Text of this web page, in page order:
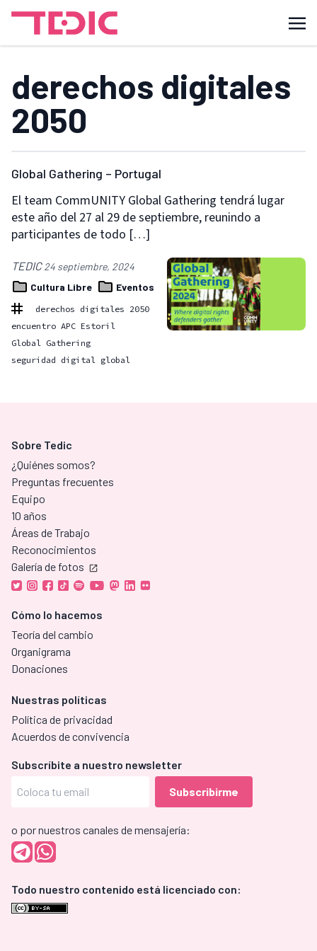
derechos digitales
2050
Global Gathering – Portugal
El team CommUNITY Global Gathering tendrá lugar
este año del 27 al 29 de septiembre, reunindo a
participantes de todo […]
TEDIC24 septiembre, 2024
Cultura Libre
Eventos
derechos digitales 2050
encuentro APC Estoril
Global Gathering
seguridad digital global
Sobre Tedic
¿Quiénes somos?
Preguntas frecuentes
Equipo
10 años
Áreas de Trabajo
Reconocimientos
Galería de fotos
Cómo lo hacemos
Teoría del cambio
Organigrama
Donaciones
Nuestras políticas
Política de privacidad
Acuerdos de convivencia
Subscríbite a nuestro newsletter
o por nuestros canales de mensajería:
Todo nuestro contenido está licenciado con: